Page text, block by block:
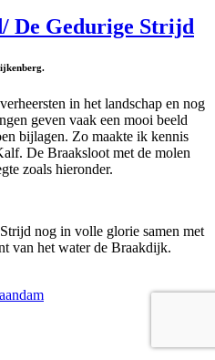
De Gedurige Strijd
in het landschap en nog
geven vaak een mooi beeld
bijlagen. Zo maakte ik kennis
De Braaksloot met de molen
zoals hieronder.
nog in volle glorie samen met
van het water de Braakdijk.